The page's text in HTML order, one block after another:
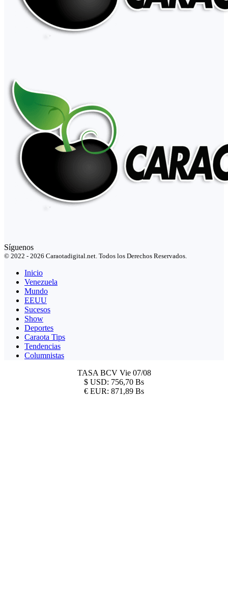
Síguenos
© 2022 - 2026 Caraotadigital.net. Todos los Derechos Reservados.
Inicio
Venezuela
Mundo
EEUU
Sucesos
Show
Deportes
Caraota Tips
Tendencias
Columnistas
TASA BCV Vie 07/08
$ USD: 756,70 Bs
€ EUR: 871,89 Bs